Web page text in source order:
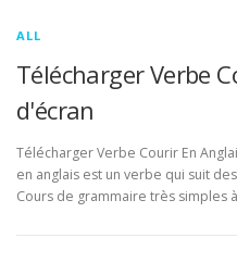
ALL
Télécharger Verbe
d'écran
Télécharger Verbe Courir En
en anglais est un verbe qui suit
Cours de grammaire très simples